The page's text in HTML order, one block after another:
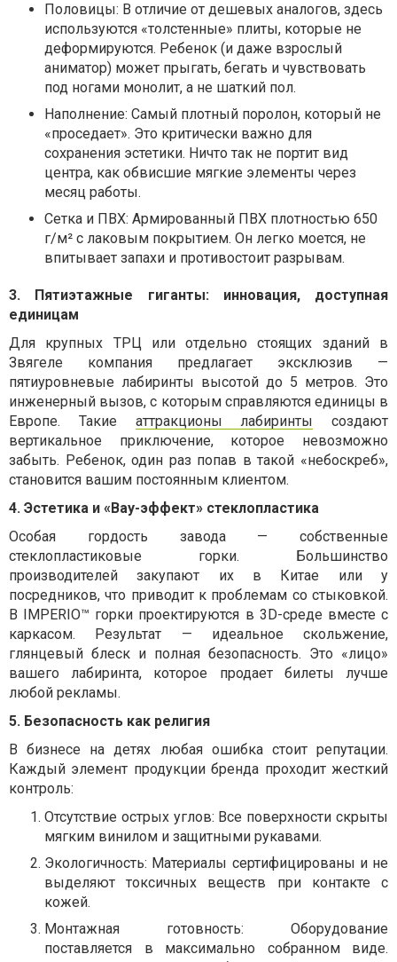
Половицы: В отличие от дешевых аналогов, здесь
используются «толстенные» плиты, которые не
деформируются. Ребенок (и даже взрослый
аниматор) может прыгать, бегать и чувствовать
под ногами монолит, а не шаткий пол.
Наполнение: Самый плотный поролон, который не
«проседает». Это критически важно для
сохранения эстетики. Ничто так не портит вид
центра, как обвисшие мягкие элементы через
месяц работы.
Сетка и ПВХ: Армированный ПВХ плотностью 650
г/м² с лаковым покрытием. Он легко моется, не
впитывает запахи и противостоит разрывам.
3. Пятиэтажные гиганты: инновация, доступная
единицам
Для крупных ТРЦ или отдельно стоящих зданий в
Звягеле компания предлагает эксклюзив —
пятиуровневые лабиринты высотой до 5 метров. Это
инженерный вызов, с которым справляются единицы в
Европе. Такие аттракционы лабиринты создают
вертикальное приключение, которое невозможно
забыть. Ребенок, один раз попав в такой «небоскреб»,
становится вашим постоянным клиентом.
4. Эстетика и «Вау-эффект» стеклопластика
Особая гордость завода — собственные
стеклопластиковые горки. Большинство
производителей закупают их в Китае или у
посредников, что приводит к проблемам со стыковкой.
В IMPERIO™ горки проектируются в 3D-среде вместе с
каркасом. Результат — идеальное скольжение,
глянцевый блеск и полная безопасность. Это «лицо»
вашего лабиринта, которое продает билеты лучше
любой рекламы.
5. Безопасность как религия
В бизнесе на детях любая ошибка стоит репутации.
Каждый элемент продукции бренда проходит жесткий
контроль:
Отсутствие острых углов: Все поверхности скрыты
мягким винилом и защитными рукавами.
Экологичность: Материалы сертифицированы и не
выделяют токсичных веществ при контакте с
кожей.
Монтажная готовность: Оборудование
поставляется в максимально собранном виде.